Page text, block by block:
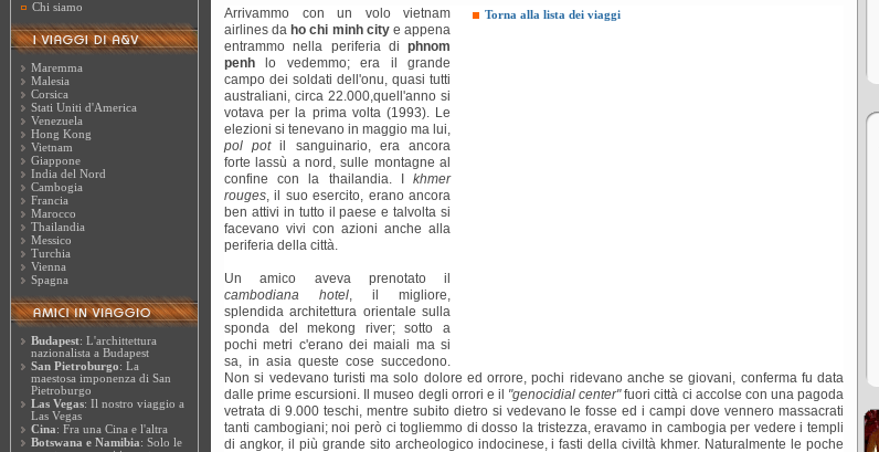
Chi siamo
Maremma
Malesia
Corsica
Stati Uniti d'America
Venezuela
Hong Kong
Vietnam
Giappone
India del Nord
Cambogia
Francia
Marocco
Thailandia
Messico
Turchia
Vienna
Spagna
Budapest: L'archittettura
nazionalista a Budapest
San Pietroburgo: La
maestosa imponenza di San
Pietroburgo
Las Vegas: Il nostro viaggio a
Las Vegas
Cina: Fra una Cina e l'altra
Botswana e Namibia: Solo le
Torna alla lista dei viaggi
Arrivammo con un volo vietnam
airlines da ho chi minh citye appena
entrammo nella periferia di phnom
penh lo vedemmo; era il grande
campo dei soldati dell'onu, quasi tutti
australiani, circa 22.000,quell'anno si
votava per la prima volta (1993). Le
elezioni si tenevano in maggio ma lui,
pol potil sanguinario, era ancora
forte lassù a nord, sulle montagne al
confine con la thailandia. I khmer
rouges, il suo esercito, erano ancora
ben attivi in tutto il paese e talvolta si
facevano vivi con azioni anche alla
periferia della città.
Un amico aveva prenotato il
cambodiana hotel, il migliore,
splendida architettura orientale sulla
sponda del mekong river; sotto a
pochi metri c'erano dei maiali ma si
sa, in asia queste cose succedono.
Non si vedevano turisti ma solo dolore ed orrore, pochi ridevano anche se giovani, conferma fu data
dalle prime escursioni. Il museo degli orrori e il "genocidial center"fuori città ci accolse con una pagoda
vetrata di 9.000 teschi, mentre subito dietro si vedevano le fosse ed i campi dove vennero massacrati
tanti cambogiani; noi però ci togliemmo di dosso la tristezza, eravamo in cambogia per vedere i templi
di angkor, il più grande sito archeologico indocinese, i fasti della civiltà khmer. Naturalmente le poche